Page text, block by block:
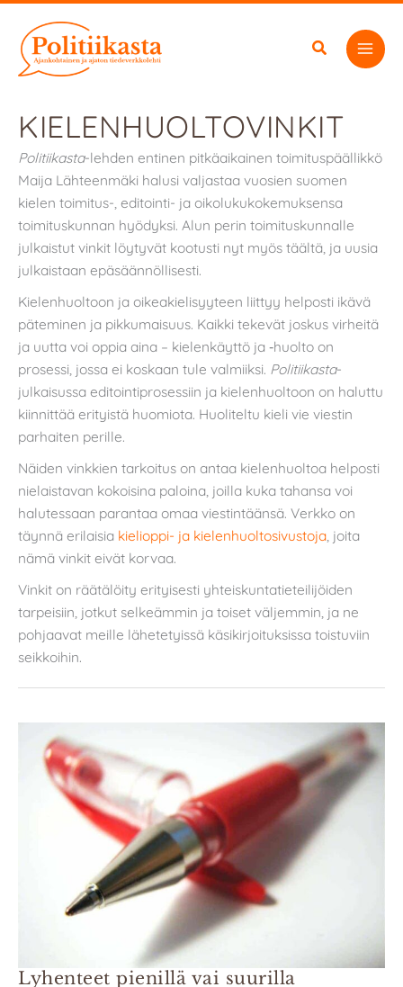
sisältöön
KIELENHUOLTOVINKIT
Politiikasta-lehden entinen pitkäaikainen toimituspäällikkö
Maija Lähteenmäki halusi valjastaa vuosien suomen
kielen toimitus-, editointi- ja oikolukukokemuksensa
toimituskunnan hyödyksi. Alun perin toimituskunnalle
julkaistut vinkit löytyvät kootusti nyt myös täältä, ja uusia
julkaistaan epäsäännöllisesti.
Kielenhuoltoon ja oikeakielisyyteen liittyy helposti ikävä
päteminen ja pikkumaisuus. Kaikki tekevät joskus virheitä
ja uutta voi oppia aina – kielenkäyttö ja ‑huolto on
prosessi, jossa ei koskaan tule valmiiksi. Politiikasta-
julkaisussa editointiprosessiin ja kielenhuoltoon on haluttu
kiinnittää erityistä huomiota. Huoliteltu kieli vie viestin
parhaiten perille.
Näiden vinkkien tarkoitus on antaa kielenhuoltoa helposti
nielaistavan kokoisina paloina, joilla kuka tahansa voi
halutessaan parantaa omaa viestintäänsä. Verkko on
täynnä erilaisia kielioppi- ja kielenhuoltosivustoja , joita
nämä vinkit eivät korvaa.
Vinkit on räätälöity erityisesti yhteiskuntatieteilijöiden
tarpeisiin, jotkut selkeämmin ja toiset väljemmin, ja ne
pohjaavat meille lähetetyissä käsikirjoituksissa toistuviin
seikkoihin.
Lyhenteet pienillä vai suurilla